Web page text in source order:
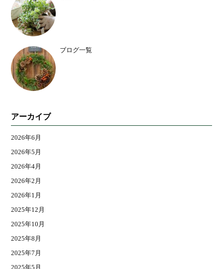
ブログ一覧
アーカイブ
2026年6月
2026年5月
2026年4月
2026年2月
2026年1月
2025年12月
2025年10月
2025年8月
2025年7月
2025年5月